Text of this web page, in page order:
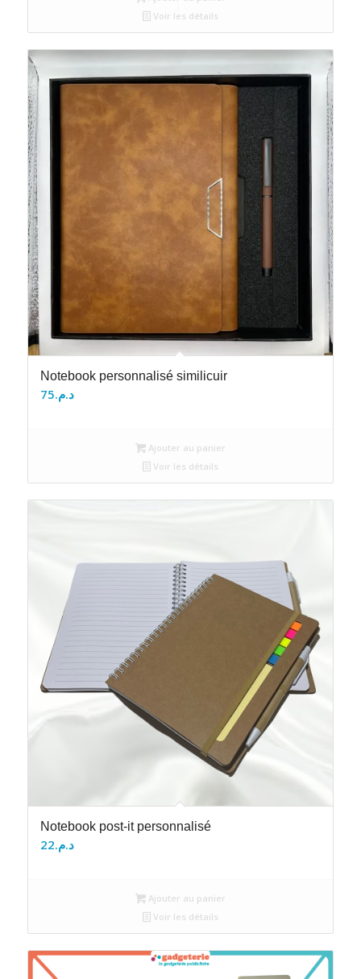
Voir les détails
Notebook personnalisé similicuir
د.م.75
Ajouter au panier
Voir les détails
Notebook post-it personnalisé
د.م.22
Ajouter au panier
Voir les détails